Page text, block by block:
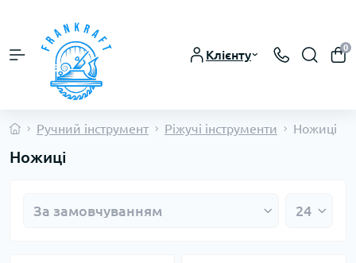
Клієнту
0
Ручний інструмент Ріжучі інструменти Ножиці
Ножиці